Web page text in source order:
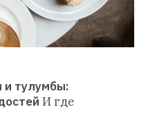
тулумбы:
И где